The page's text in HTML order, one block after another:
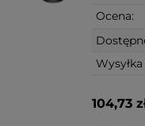
Ocena:
Wysyłka
104,73